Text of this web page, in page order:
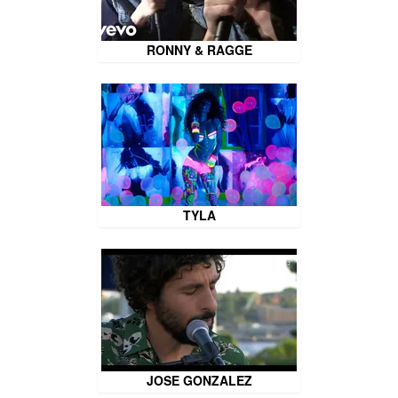
RONNY & RAGGE
TYLA
JOSE GONZALEZ